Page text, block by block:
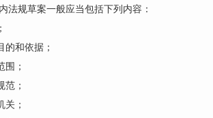
规草案一般应当包括下列内容：
和依据；
；
；
；